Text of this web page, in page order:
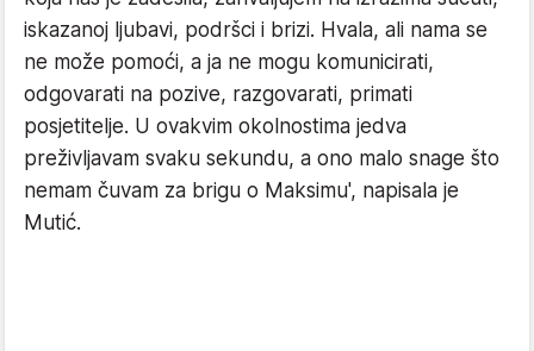
iskazanoj ljubavi, podršci i brizi. Hvala, ali nama se
ne može pomoći, a ja ne mogu komunicirati,
odgovarati na pozive, razgovarati, primati
posjetitelje. U ovakvim okolnostima jedva
preživljavam svaku sekundu, a ono malo snage što
nemam čuvam za brigu o Maksimu', napisala je
Mutić.